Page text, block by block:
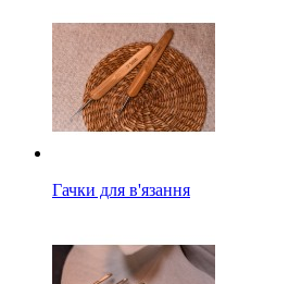
Гачки для в'язання